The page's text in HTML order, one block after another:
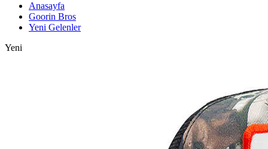
Anasayfa
Goorin Bros
Yeni Gelenler
Yeni